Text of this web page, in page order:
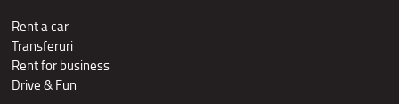
Rent a car
Transferuri
Rent for business
Drive & Fun